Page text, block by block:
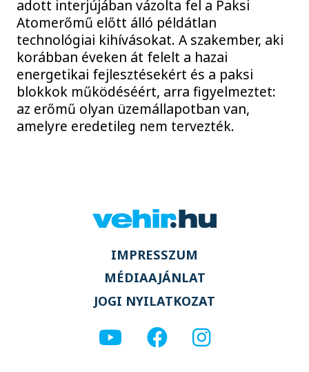
adott interjújában vázolta fel a Paksi
Atomerőmű előtt álló példátlan
technológiai kihívásokat. A szakember, aki
korábban éveken át felelt a hazai
energetikai fejlesztésekért és a paksi
blokkok működéséért, arra figyelmeztet:
az erőmű olyan üzemállapotban van,
amelyre eredetileg nem tervezték.
IMPRESSZUM
MÉDIAAJÁNLAT
JOGI NYILATKOZAT